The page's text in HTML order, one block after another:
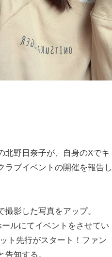
野日奈子が、自身のXでキ
ラブイベントの開催を報告し
影した写真をアップ。
ールにてイベントをさせてい
ト先行がスタート！ファン
知する。